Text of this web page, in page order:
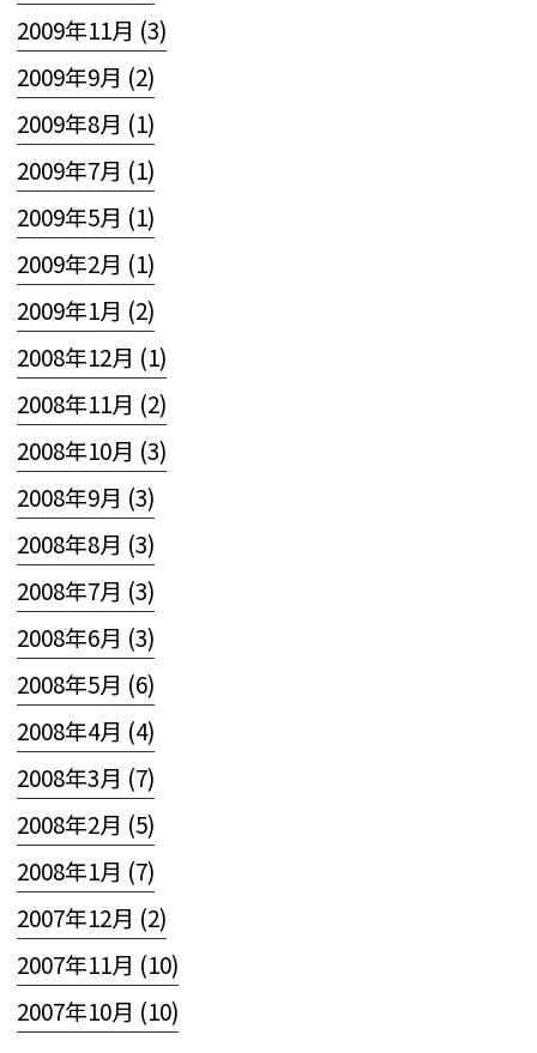
2009年11月 (3)
2009年9月 (2)
2009年8月 (1)
2009年7月 (1)
2009年5月 (1)
2009年2月 (1)
2009年1月 (2)
2008年12月 (1)
2008年11月 (2)
2008年10月 (3)
2008年9月 (3)
2008年8月 (3)
2008年7月 (3)
2008年6月 (3)
2008年5月 (6)
2008年4月 (4)
2008年3月 (7)
2008年2月 (5)
2008年1月 (7)
2007年12月 (2)
2007年11月 (10)
2007年10月 (10)